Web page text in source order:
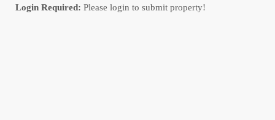
Login Required: Please login to submit property!